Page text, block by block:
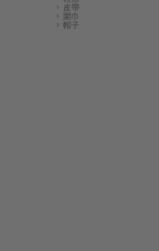
皮帶
圍巾
帽子